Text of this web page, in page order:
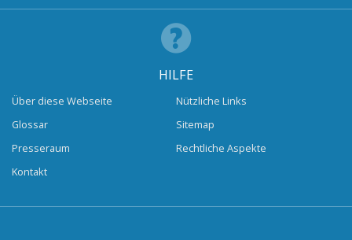
HILFE
Über diese Webseite
Glossar
Presseraum
Kontakt
Nützliche Links
Sitemap
Rechtliche Aspekte